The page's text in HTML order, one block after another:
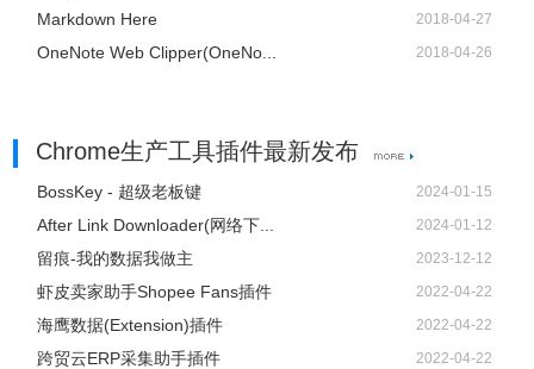
Markdown Here 2018-04-27
OneNote Web Clipper(OneNo... 2018-04-26
Chrome生产工具插件最新发布
BossKey - 超级老板键 2024-01-15
After Link Downloader(网络下... 2024-01-12
留痕-我的数据我做主 2023-12-12
虾皮卖家助手Shopee Fans插件 2022-04-22
海鹰数据(Extension)插件 2022-04-22
跨贸云ERP采集助手插件 2022-04-22